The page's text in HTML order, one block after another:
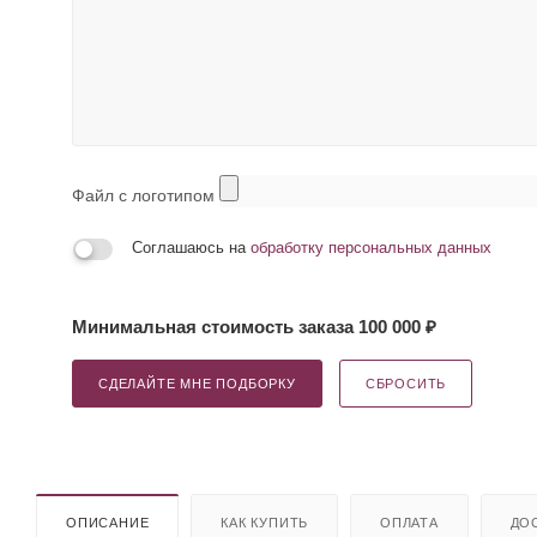
Файл с логотипом
Соглашаюсь на обработку персональных данных
Минимальная стоимость заказа 100 000 ₽
СДЕЛАЙТЕ МНЕ ПОДБОРКУ СБРОСИТЬ
ОПИСАНИЕ КАК КУПИТЬ ОПЛАТА